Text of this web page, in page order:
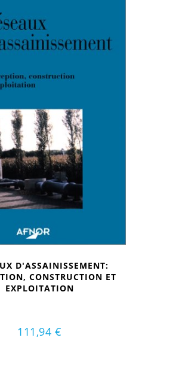
D'ASSAINISSEMENT:
CONSTRUCTION ET
EXPLOITATION
111,94 €